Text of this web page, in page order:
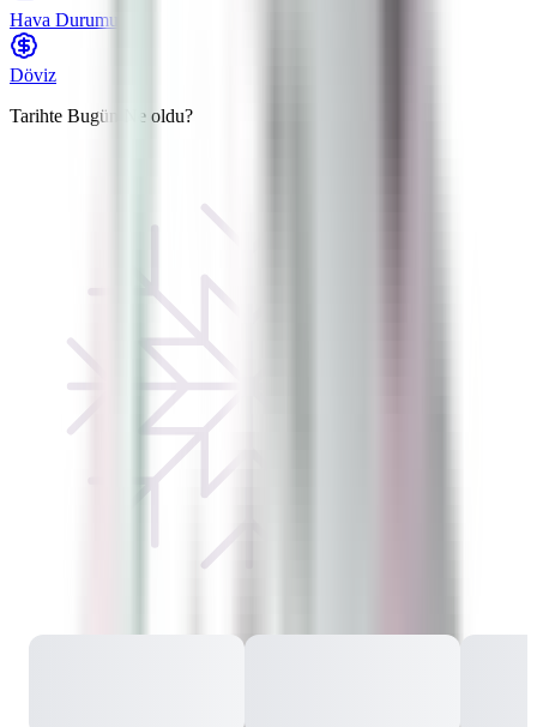
Hava Durumu
Döviz
Tarihte Bugün
Ne oldu?